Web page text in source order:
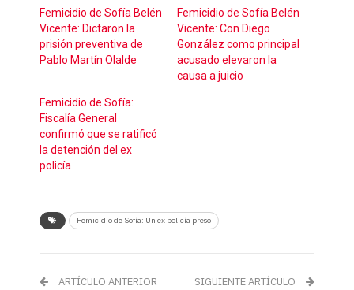
Femicidio de Sofía Belén
Vicente: Dictaron la
prisión preventiva de
Pablo Martín Olalde
Femicidio de Sofía Belén
Vicente: Con Diego
González como principal
acusado elevaron la
causa a juicio
Femicidio de Sofía:
Fiscalía General
confirmó que se ratificó
la detención del ex
policía
Femicidio de Sofía: Un ex policía preso
ARTÍCULO ANTERIOR SIGUIENTE ARTÍCULO